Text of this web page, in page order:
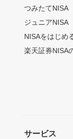
つみたてNISA
ジュニアNISA
NISAをはじめ
楽天証券NISA
サービス